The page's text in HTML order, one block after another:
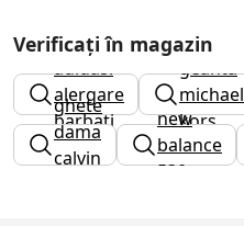
Verificați în magazin
adidasi
alergare
barbati
geanta
michael
kors
ghete
dama
calvin
new
balance
530